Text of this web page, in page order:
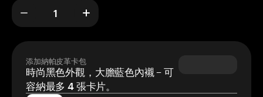
添加納帕皮革卡包
時尚黑色外觀，大膽藍色內襯 – 可
容納最多 4 張卡片。